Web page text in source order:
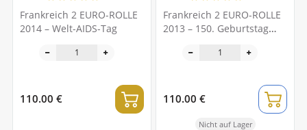
Frankreich 2 EURO-ROLLE
2014 – Welt-AIDS-Tag
110.00 €
Frankreich 2 EURO-ROLLE
2013 – 150. Geburtstag
110.00 €
Nicht auf Lager